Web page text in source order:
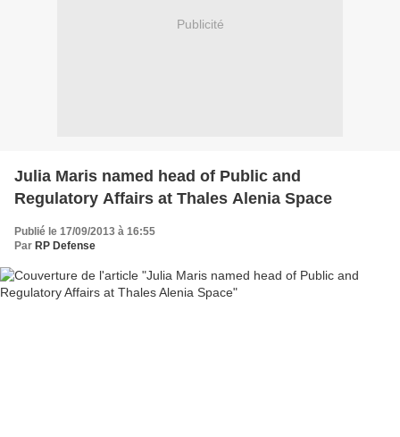
Publicité
Julia Maris named head of Public and
Regulatory Affairs at Thales Alenia Space
Publié le 17/09/2013 à 16:55
Par RP Defense